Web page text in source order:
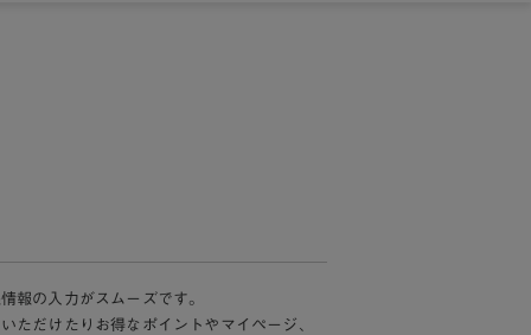
報の入力がスムーズです。
ただけたりお得なポイントやマイページ、